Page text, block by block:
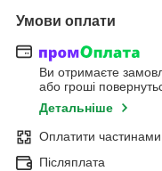
Умови оплати
Ви отримаєте
або гроші
Детальніше
Оплатити частинами
Післяплата